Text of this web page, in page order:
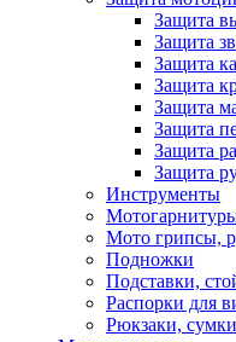
Защита
Защита
Защита
Защита
Защита
Защита
Защита
Защита
Инструменты
Мото грипсы,
Подножки
Подставки,
Распорки для
Рюкзаки, сумки